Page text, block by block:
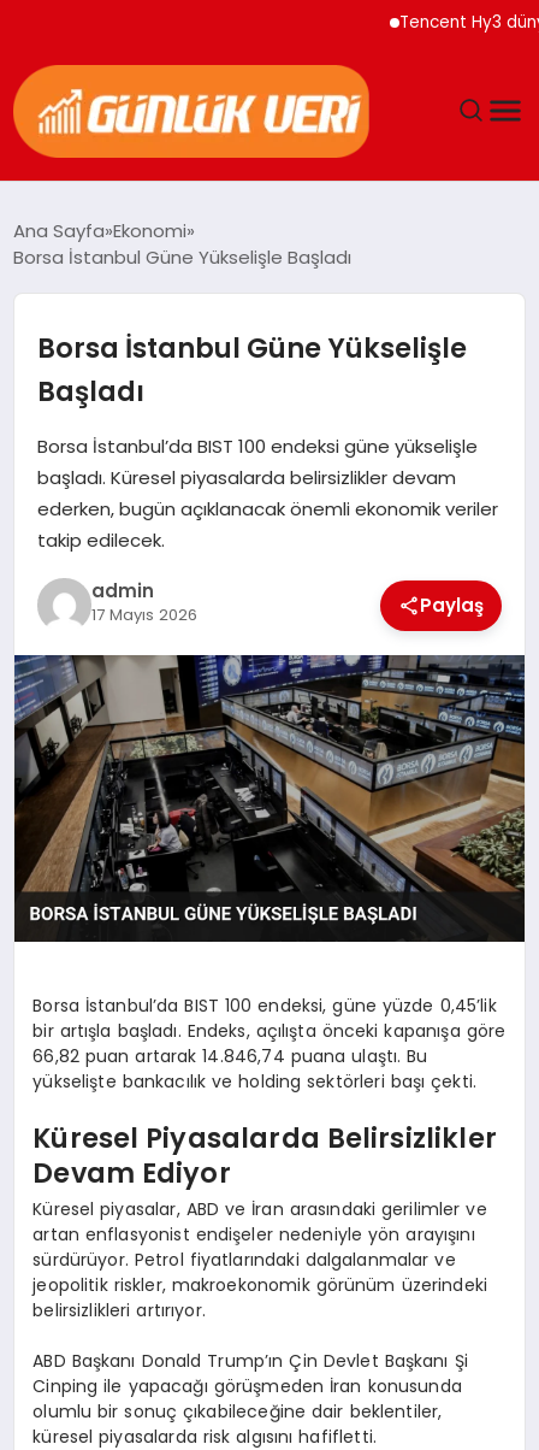
Tencent Hy3 dünya
YAŞAM
EĞITIM
EKONOMI
GENEL
SPOR
Ana Sayfa Ekonomi
Borsa İstanbul Güne Yükselişle Başladı
Borsa İstanbul Güne Yükselişle
Başladı
Borsa İstanbul’da BIST 100 endeksi güne yükselişle
başladı. Küresel piyasalarda belirsizlikler devam
ederken, bugün açıklanacak önemli ekonomik veriler
takip edilecek.
admin
17 Mayıs 2026 Paylaş
Borsa İstanbul’da BIST 100 endeksi, güne yüzde 0,45’lik
bir artışla başladı. Endeks, açılışta önceki kapanışa göre
66,82 puan artarak 14.846,74 puana ulaştı. Bu
yükselişte bankacılık ve holding sektörleri başı çekti.
Küresel Piyasalarda Belirsizlikler
Devam Ediyor
Küresel piyasalar, ABD ve İran arasındaki gerilimler ve
artan enflasyonist endişeler nedeniyle yön arayışını
sürdürüyor. Petrol fiyatlarındaki dalgalanmalar ve
jeopolitik riskler, makroekonomik görünüm üzerindeki
belirsizlikleri artırıyor.
ABD Başkanı Donald Trump’ın Çin Devlet Başkanı Şi
Cinping ile yapacağı görüşmeden İran konusunda
olumlu bir sonuç çıkabileceğine dair beklentiler,
küresel piyasalarda risk algısını hafifletti.